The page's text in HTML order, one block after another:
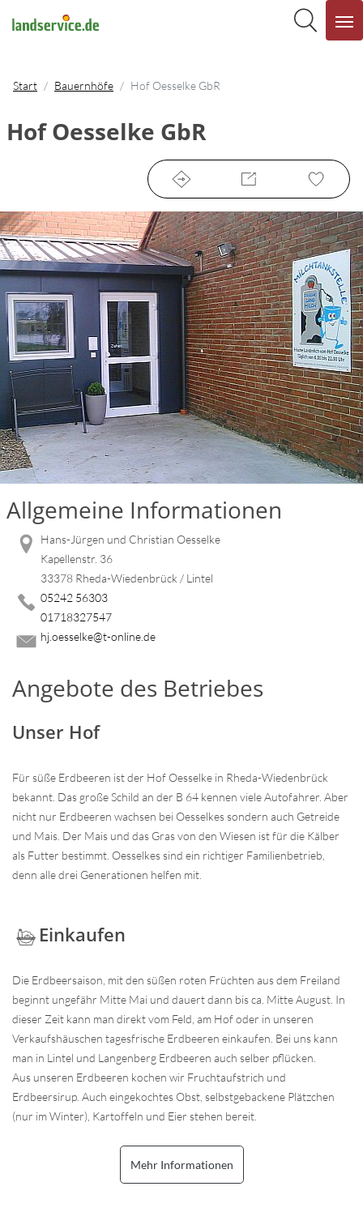
Start Bauernhöfe Hof Oesselke GbR
Hof Oesselke GbR
Allgemeine Informationen
Hans-Jürgen und Christian Oesselke
Kapellenstr. 36
33378 Rheda-Wiedenbrück / Lintel
05242 56303
01718327547
hj.oesselke@t-online.de
Angebote des Betriebes
Unser Hof
Für süße Erdbeeren ist der Hof Oesselke in Rheda-Wiedenbrück
bekannt. Das große Schild an der B 64 kennen viele Autofahrer. Aber
nicht nur Erdbeeren wachsen bei Oesselkes sondern auch Getreide
und Mais. Der Mais und das Gras von den Wiesen ist für die Kälber
als Futter bestimmt. Oesselkes sind ein richtiger Familienbetrieb,
denn alle drei Generationen helfen mit.
Einkaufen
Die Erdbeersaison, mit den süßen roten Früchten aus dem Freiland
beginnt ungefähr Mitte Mai und dauert dann bis ca. Mitte August. In
dieser Zeit kann man direkt vom Feld, am Hof oder in unseren
Verkaufshäuschen tagesfrische Erdbeeren einkaufen. Bei uns kann
man in Lintel und Langenberg Erdbeeren auch selber pflücken.
Aus unseren Erdbeeren kochen wir Fruchtaufstrich und
Erdbeersirup. Auch eingekochtes Obst, selbstgebackene Plätzchen
(nur im Winter), Kartoffeln und Eier stehen bereit.
Mehr Informationen